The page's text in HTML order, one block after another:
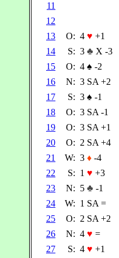
11
12
13
O: 4 ♥ +1
14
S: 3 ♣ X -3
15
O: 4 ♠ -2
16
N: 3 SA +2
17
S: 3 ♠ -1
18
O: 3 SA -1
19
O: 3 SA +1
20
O: 2 SA +4
21
W: 3 ♦ -4
22
S: 1 ♥ +3
23
N: 5 ♣ -1
24
W: 1 SA =
25
O: 2 SA +2
26
N: 4 ♥ =
27
S: 4 ♥ +1